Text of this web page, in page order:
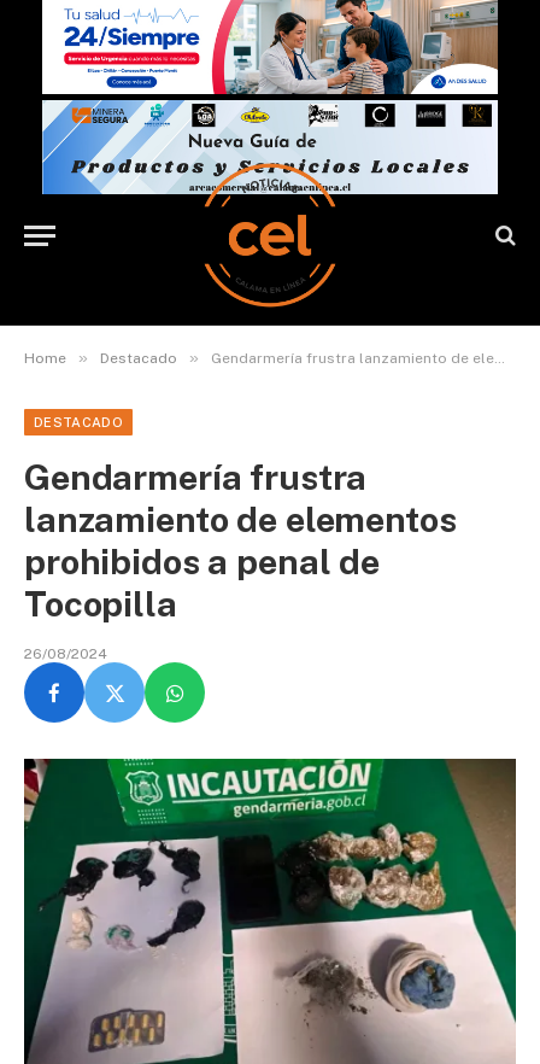
Home » Destacado » Gendarmería frustra lanzamiento de elementos prohibidos a penal de Tocopilla
DESTACADO
Gendarmería frustra
lanzamiento de elementos
prohibidos a penal de
Tocopilla
26/08/2024